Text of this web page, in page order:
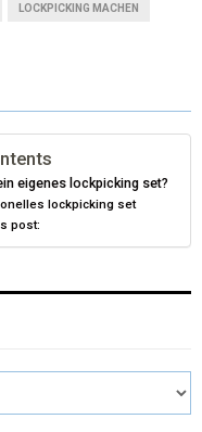
D
N
LOCKPICKING MACHEN
eigenes lockpicking set?
lockpicking set
post: